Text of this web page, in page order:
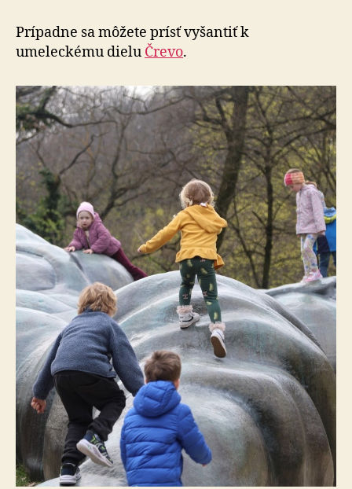
Prípadne sa môžete prísť vyšantiť k
umeleckému dielu Črevo.